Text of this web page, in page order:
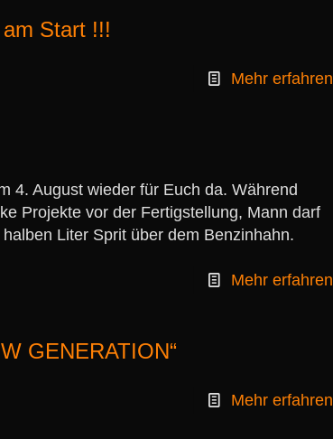
Start !!!
Mehr erfahren
4. August wieder für Euch da. Während
Projekte vor der Fertigstellung, Mann darf
Liter Sprit über dem Benzinhahn.
Mehr erfahren
GENERATION“
Mehr erfahren